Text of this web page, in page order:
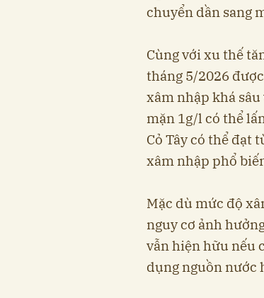
chuyển dần sang
Cùng với xu thế
tháng 5/2026
xâm nhập khá
mặn 1g/l có thể
Cỏ Tây có thể đạt
xâm nhập phổ
Mặc dù mức độ
nguy cơ ảnh
vẫn hiện hữu nếu
dụng nguồn nước